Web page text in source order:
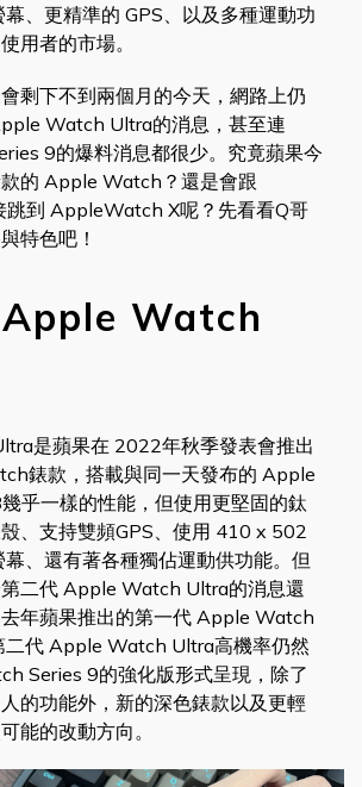
、更精準的 GPS、以及多種運動功
用者的市場。
剩下不到兩個月的今天，網路上仍
Watch Ultra的消息，甚至連
9的爆料消息都很少。究竟蘋果今
的 Apple Watch？還是會跟
跳到 AppleWatch X呢？先看看Q哥
特色吧！
Watch
是蘋果在 2022年秋季發表會推出
錶款，搭載與同一天發布的 Apple
乎一樣的性能，但使用更堅固的鈦
、支持雙頻GPS、使用 410 x 502
、還有著各種獨佔運動供功能。但
二代 Apple Watch Ultra的消息還
年蘋果推出的第一代 Apple Watch
二代 Apple Watch Ultra高機率仍然
Series 9的強化版形式呈現，除了
的功能外，新的深色錶款以及更輕
能的改動方向。